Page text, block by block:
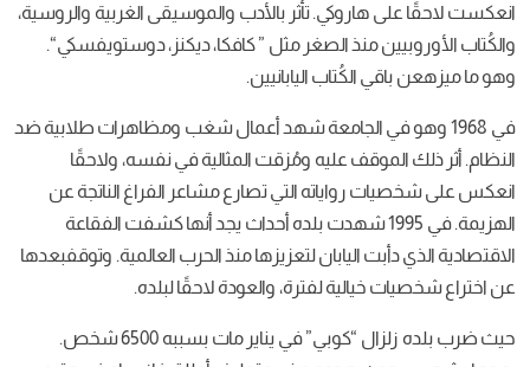
هاروكي.تأثربالأدب والموسيقى الغربية والروسية،
منذالصغرمثل”كافكا، ديكنز، دوستويفسكي“.
الكُتاباليابانيين
الجامعةشهدأعمال شغب ومظاهرات طلابيةضد
عليه ومُزقتالمثالية فينفسه، ولاحقًا
رواياتهالتيتصارعمشاعرالفراغالناتجةعن
بلده أحداث يجدأنهاكشفتالفقاعة
اليابانلتعزيزها منذالحربالعالمية.وتوقفبعدها
خياليةلفترة، والعودةلاحقًا لبلده.
“كوبي”فييناير مات بسببه6500 شخص .